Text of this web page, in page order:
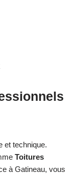
et technique.
Toitures
à Gatineau, vous